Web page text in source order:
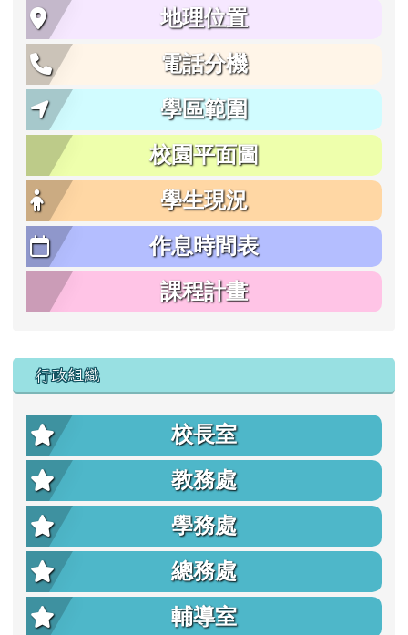
地理位置
電話分機
學區範圍
校園平面圖
學生現況
作息時間表
課程計畫
行政組織
校長室
教務處
學務處
總務處
輔導室